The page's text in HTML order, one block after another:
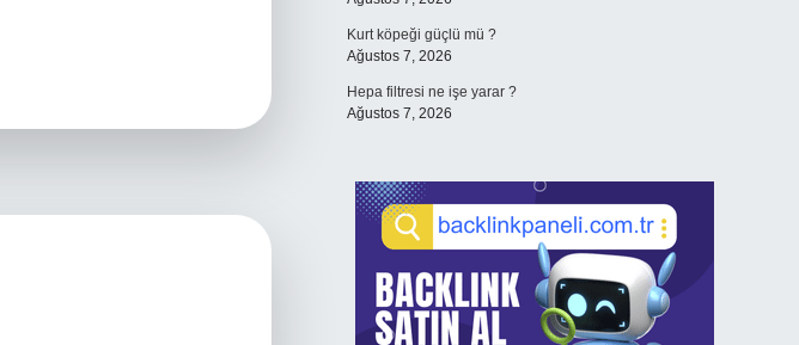
Kurt köpeği güçlü mü ?
Ağustos 7, 2026
Hepa filtresi ne işe yarar ?
Ağustos 7, 2026